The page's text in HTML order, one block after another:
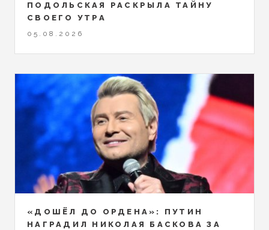
ПОДОЛЬСКАЯ РАСКРЫЛА ТАЙНУ
СВОЕГО УТРА
05.08.2026
«ДОШЁЛ ДО ОРДЕНА»: ПУТИН
НАГРАДИЛ НИКОЛАЯ БАСКОВА ЗА